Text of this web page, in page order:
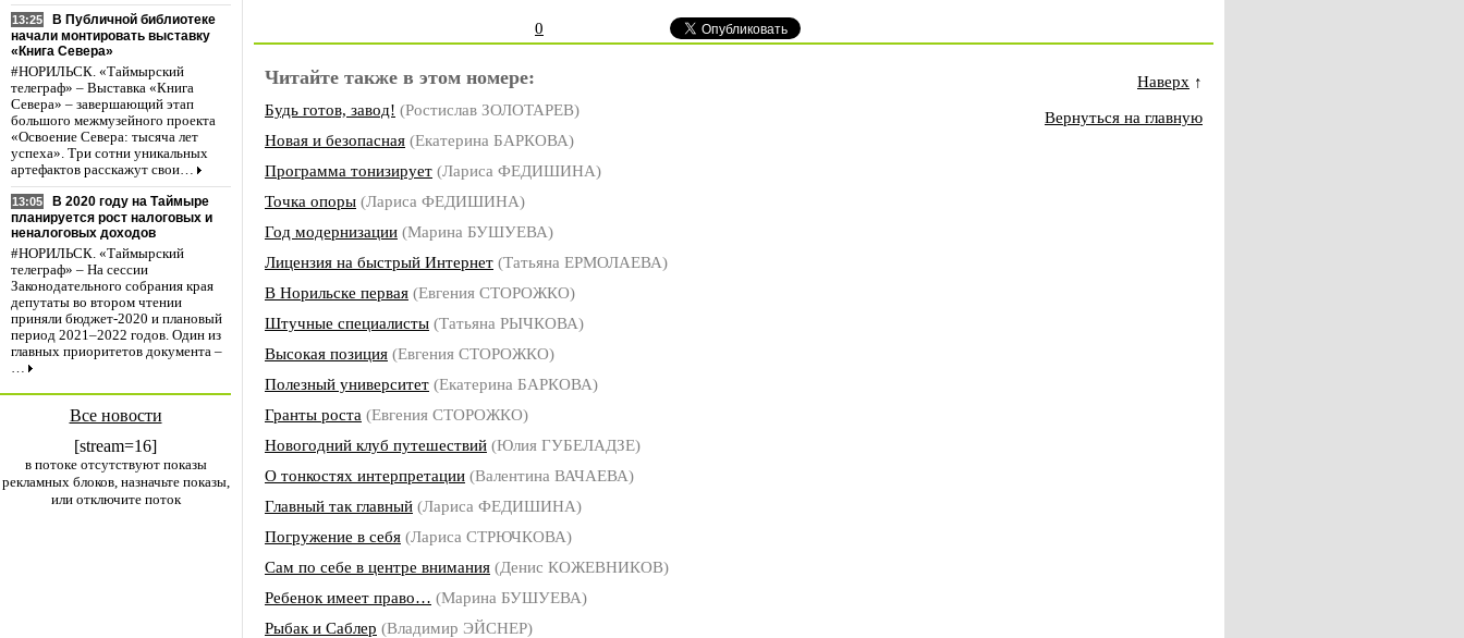
13:25
В Публичной библиотеке
начали монтировать выставку
«Книга Севера»
#НОРИЛЬСК. «Таймырский
телеграф» – Выставка «Книга
Севера» – завершающий этап
большого межмузейного проекта
«Освоение Севера: тысяча лет
успеха». Три сотни уникальных
артефактов расскажут свои…
13:05
В 2020 году на Таймыре
планируется рост налоговых и
неналоговых доходов
#НОРИЛЬСК. «Таймырский
телеграф» – На сессии
Законодательного собрания края
депутаты во втором чтении
приняли бюджет-2020 и плановый
период 2021–2022 годов. Один из
главных приоритетов документа –
…
Все новости
[stream=16]
в потоке отсутствуют показы
рекламных блоков, назначьте показы,
или отключите поток
0
Читайте также в этом номере:
Будь готов, завод! (Ростислав ЗОЛОТАРЕВ)
Новая и безопасная (Екатерина БАРКОВА)
Программа тонизирует (Лариса ФЕДИШИНА)
Точка опоры (Лариса ФЕДИШИНА)
Год модернизации (Марина БУШУЕВА)
Лицензия на быстрый Интернет (Татьяна ЕРМОЛАЕВА)
В Норильске первая (Евгения СТОРОЖКО)
Штучные специалисты (Татьяна РЫЧКОВА)
Высокая позиция (Евгения СТОРОЖКО)
Полезный университет (Екатерина БАРКОВА)
Гранты роста (Евгения СТОРОЖКО)
Новогодний клуб путешествий (Юлия ГУБЕЛАДЗЕ)
О тонкостях интерпретации (Валентина ВАЧАЕВА)
Главный так главный (Лариса ФЕДИШИНА)
Погружение в себя (Лариса СТРЮЧКОВА)
Сам по себе в центре внимания (Денис КОЖЕВНИКОВ)
Ребенок имеет право… (Марина БУШУЕВА)
Рыбак и Саблер (Владимир ЭЙСНЕР)
Наверх ↑
Вернуться на главную